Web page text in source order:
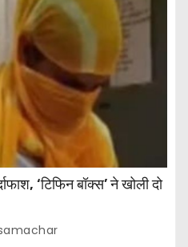
‘टिफिन बॉक्स’ ने खोली दो